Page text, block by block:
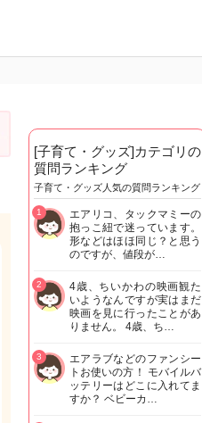
[子育て・グッズ]カテゴリの
質問ランキング
子育て・グッズ人気の質問ランキング
エアリコ、タックマミーの
抱っこ紐で迷っています。
形などはほほ同じ？と思う
のですが、値段が…
1
4歳、ちいかわの映画観た
いようなんですが実はまだ
映画を見に行ったことがあ
りません。 4歳、ち…
2
エアラブなどのファンシー
トお使いの方！ モバイルバ
ッテリーはどこに入れてま
すか？ ベビーカ…
3